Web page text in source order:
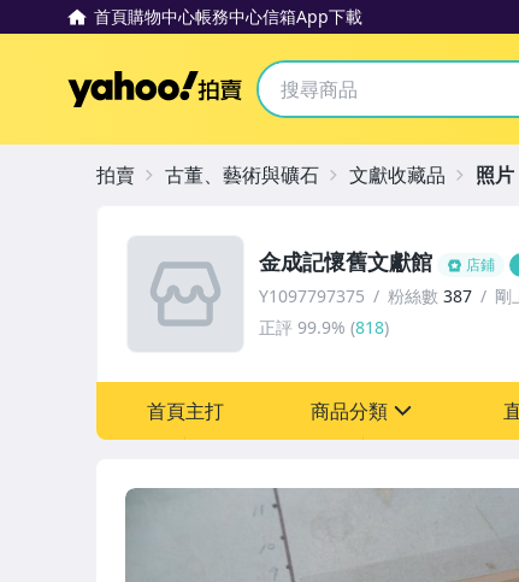
首頁購物中心帳務中心信箱App下載
Yahoo拍賣
金成記懷舊文獻館 店鋪
Y1097797375 粉絲數 387
剛
正評 99.9% (818)
首頁主打 商品分類
拍賣 古董、藝術與礦石 文獻收藏品 照片